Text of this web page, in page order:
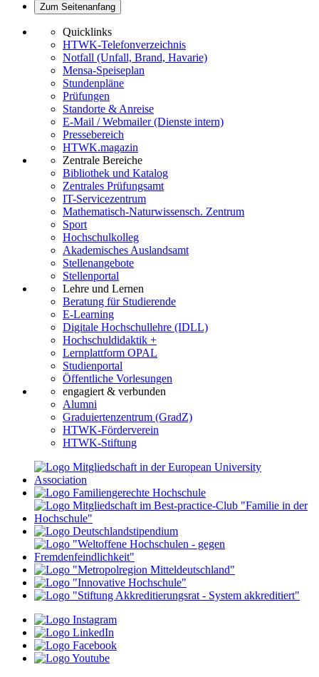
Zum Seitenanfang
Quicklinks
HTWK-Telefonverzeichnis
Notfall (Unfall, Brand, Havarie)
Mensa-Speiseplan
Stundenpläne
Prüfungen
Standorte & Anreise
E-Mail / Webmailer (Dienste intern)
Pressebereich
HTWK.magazin
Zentrale Bereiche
Bibliothek und Katalog
Zentrales Prüfungsamt
IT-Servicezentrum
Mathematisch-Naturwissensch. Zentrum
Sport
Hochschulkolleg
Akademisches Auslandsamt
Stellenangebote
Stellenportal
Lehre und Lernen
Beratung für Studierende
E-Learning
Digitale Hochschullehre (IDLL)
Hochschuldidaktik +
Lernplattform OPAL
Studienportal
Öffentliche Vorlesungen
engagiert & verbunden
Alumni
Graduiertenzentrum (GradZ)
HTWK-Förderverein
HTWK-Stiftung